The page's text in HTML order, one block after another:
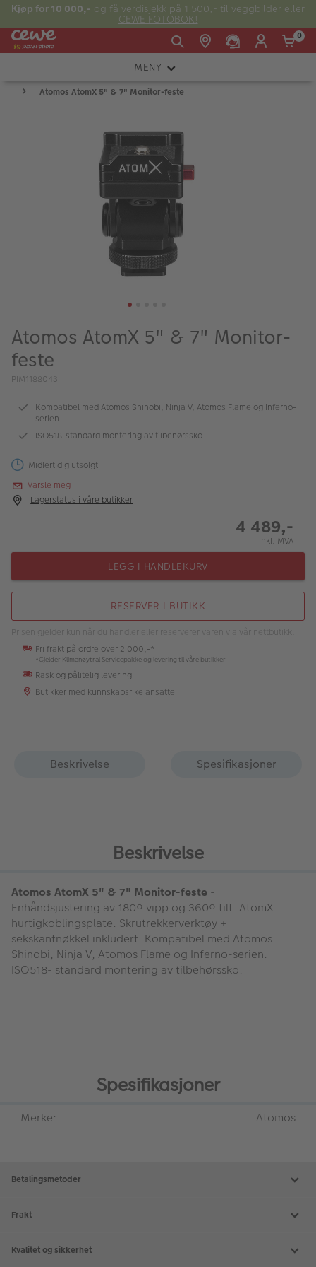
Kjøp for 10 000,- og få verdisjekk på 1 500,- til veggbilder eller
CEWE FOTOBOK!
Fre:
20:00
E-post:
kundeservice@japanphoto.no
0
MENY
KAMERA
Kampanjer
Merker
Lagersalg
Bildeprodukter
Fotokurs
Atomos AtomX 5" & 7" Monitor-feste
Atomos AtomX 5" & 7" Monitor-
feste
PIM1188043
Kompatibel med Atomos Shinobi, Ninja V, Atomos Flame og Inferno-
serien
ISO518-standard montering av tilbehørssko
Midlertidig utsolgt
Varsle meg
Lagerstatus i våre butikker
4 489,-
Inkl. MVA
LEGG I HANDLEKURV
RESERVER I BUTIKK
Prisen gjelder kun når du handler eller reserverer varen via vår nettbutikk.
Fri frakt på ordre over 2 000,-*
*Gjelder Klimanøytral Servicepakke og levering til våre butikker
Rask og pålitelig levering
Butikker med kunnskapsrike ansatte
Beskrivelse Spesifikasjoner
Beskrivelse
Atomos AtomX 5" & 7" Monitor-feste -
Enhåndsjustering av 180º vipp og 360º tilt. AtomX
hurtigkoblingsplate. Skrutrekkerverktøy +
sekskantnøkkel inkludert. Kompatibel med Atomos
Shinobi, Ninja V, Atomos Flame og Inferno-serien.
ISO518- standard montering av tilbehørssko.
Spesifikasjoner
Merke: Atomos
Betalingsmetoder
Frakt
Kvalitet og sikkerhet